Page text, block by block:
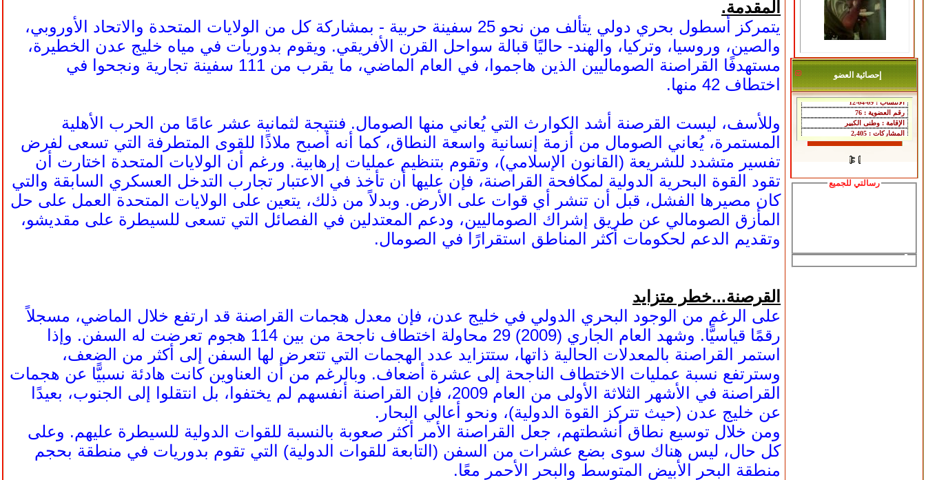
إحصائية العضو
رسالتي للجميع
المقدمة.
يتمركز أسطول بحري دولي يتألف من نحو 25 سفينة حربية - بمشاركة كل من الولايات المتحدة والاتحاد الأوروبي،
والصين، وروسيا، وتركيا، والهند- حاليًا قبالة سواحل القرن الأفريقي. ويقوم بدوريات في مياه خليج عدن الخطيرة،
مستهدفًا القراصنة الصوماليين الذين هاجموا، في العام الماضي، ما يقرب من 111 سفينة تجارية ونجحوا في
اختطاف 42 منها.
وللأسف، ليست القرصنة أشد الكوارث التي يُعاني منها الصومال. فنتيجة لثمانية عشر عامًا من الحرب الأهلية
المستمرة، يُعاني الصومال من أزمة إنسانية واسعة النطاق، كما أنه أصبح ملاذًا للقوى المتطرفة التي تسعى لفرض
تفسير متشدد للشريعة (القانون الإسلامي)، وتقوم بتنظيم عمليات إرهابية. ورغم أن الولايات المتحدة اختارت أن
تقود القوة البحرية الدولية لمكافحة القراصنة، فإن عليها أن تأخذ في الاعتبار تجارب التدخل العسكري السابقة والتي
كان مصيرها الفشل، قبل أن تنشر أي قوات على الأرض. وبدلاً من ذلك، يتعين على الولايات المتحدة العمل على حل
المأزق الصومالي عن طريق إشراك الصوماليين، ودعم المعتدلين في الفصائل التي تسعى للسيطرة على مقديشو،
وتقديم الدعم لحكومات أكثر المناطق استقرارًا في الصومال.
القرصنة...خطر متزايد
على الرغم من الوجود البحري الدولي في خليج عدن، فإن معدل هجمات القراصنة قد ارتفع خلال الماضي، مسجلاً
رقمًا قياسيًّا. وشهد العام الجاري (2009) 29 محاولة اختطاف ناجحة من بين 114 هجوم تعرضت له السفن. وإذا
استمر القراصنة بالمعدلات الحالية ذاتها، ستتزايد عدد الهجمات التي تتعرض لها السفن إلى أكثر من الضعف،
وسترتفع نسبة عمليات الاختطاف الناجحة إلى عشرة أضعاف. وبالرغم من أن العناوين كانت هادئة نسبيًّا عن هجمات
القراصنة في الأشهر الثلاثة الأولى من العام 2009، فإن القراصنة أنفسهم لم يختفوا، بل انتقلوا إلى الجنوب، بعيدًا
عن خليج عدن (حيث تتركز القوة الدولية)، ونحو أعالي البحار.
ومن خلال توسيع نطاق أنشطتهم، جعل القراصنة الأمر أكثر صعوبة بالنسبة للقوات الدولية للسيطرة عليهم. وعلى
كل حال، ليس هناك سوى بضع عشرات من السفن (التابعة للقوات الدولية) التي تقوم بدوريات في منطقة بحجم
منطقة البحر الأبيض المتوسط والبحر الأحمر معًا.